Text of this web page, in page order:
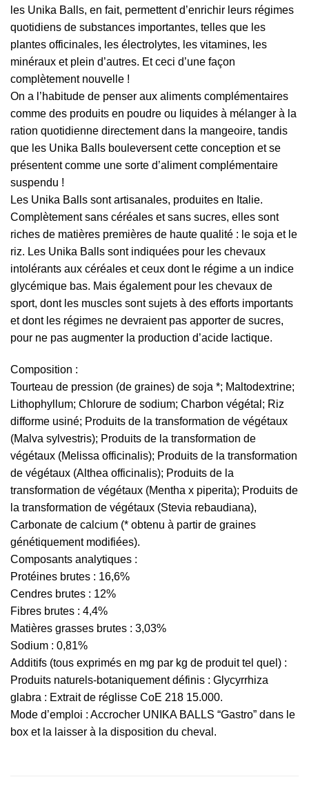
les Unika Balls, en fait, permettent d’enrichir leurs régimes
quotidiens de substances importantes, telles que les
plantes officinales, les électrolytes, les vitamines, les
minéraux et plein d’autres. Et ceci d’une façon
complètement nouvelle !
On a l’habitude de penser aux aliments complémentaires
comme des produits en poudre ou liquides à mélanger à la
ration quotidienne directement dans la mangeoire, tandis
que les Unika Balls bouleversent cette conception et se
présentent comme une sorte d’aliment complémentaire
suspendu !
Les Unika Balls sont artisanales, produites en Italie.
Complètement sans céréales et sans sucres, elles sont
riches de matières premières de haute qualité : le soja et le
riz. Les Unika Balls sont indiquées pour les chevaux
intolérants aux céréales et ceux dont le régime a un indice
glycémique bas. Mais également pour les chevaux de
sport, dont les muscles sont sujets à des efforts importants
et dont les régimes ne devraient pas apporter de sucres,
pour ne pas augmenter la production d’acide lactique.
Composition :
Tourteau de pression (de graines) de soja *; Maltodextrine;
Lithophyllum; Chlorure de sodium; Charbon végétal; Riz
difforme usiné; Produits de la transformation de végétaux
(Malva sylvestris); Produits de la transformation de
végétaux (Melissa officinalis); Produits de la transformation
de végétaux (Althea officinalis); Produits de la
transformation de végétaux (Mentha x piperita); Produits de
la transformation de végétaux (Stevia rebaudiana),
Carbonate de calcium (* obtenu à partir de graines
génétiquement modifiées).
Composants analytiques :
Protéines brutes : 16,6%
Cendres brutes : 12%
Fibres brutes : 4,4%
Matières grasses brutes : 3,03%
Sodium : 0,81%
Additifs (tous exprimés en mg par kg de produit tel quel) :
Produits naturels-botaniquement définis : Glycyrrhiza
glabra : Extrait de réglisse CoE 218 15.000.
Mode d’emploi : Accrocher UNIKA BALLS “Gastro” dans le
box et la laisser à la disposition du cheval.